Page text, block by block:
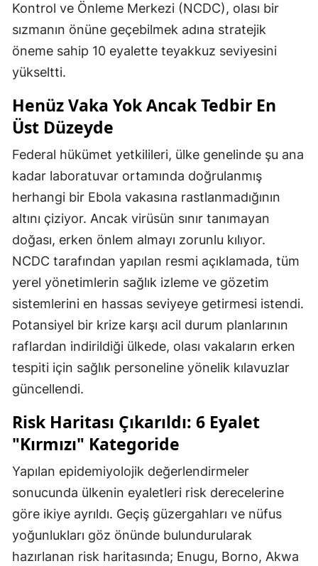
Kontrol ve Önleme Merkezi (NCDC), olası bir
sızmanın önüne geçebilmek adına stratejik
öneme sahip 10 eyalette teyakkuz seviyesini
yükseltti.
Henüz Vaka Yok Ancak Tedbir En
Üst Düzeyde
Federal hükümet yetkilileri, ülke genelinde şu ana
kadar laboratuvar ortamında doğrulanmış
herhangi bir Ebola vakasına rastlanmadığının
altını çiziyor. Ancak virüsün sınır tanımayan
doğası, erken önlem almayı zorunlu kılıyor.
NCDC tarafından yapılan resmi açıklamada, tüm
yerel yönetimlerin sağlık izleme ve gözetim
sistemlerini en hassas seviyeye getirmesi istendi.
Potansiyel bir krize karşı acil durum planlarının
raflardan indirildiği ülkede, olası vakaların erken
tespiti için sağlık personeline yönelik kılavuzlar
güncellendi.
Risk Haritası Çıkarıldı: 6 Eyalet
"Kırmızı" Kategoride
Yapılan epidemiyolojik değerlendirmeler
sonucunda ülkenin eyaletleri risk derecelerine
göre ikiye ayrıldı. Geçiş güzergahları ve nüfus
yoğunlukları göz önünde bulundurularak
hazırlanan risk haritasında; Enugu, Borno, Akwa